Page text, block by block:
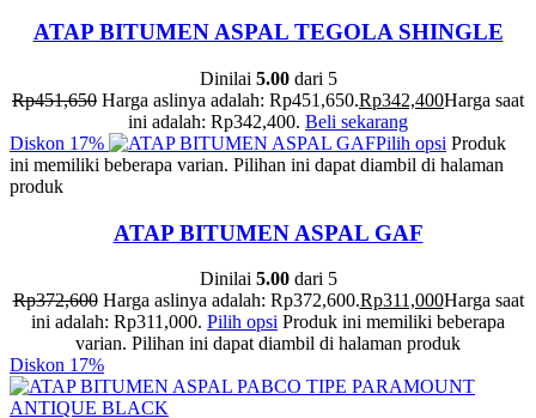
ATAP BITUMEN ASPAL TEGOLA SHINGLE
Dinilai 5.00dari 5
Rp451,650 Harga aslinya adalah: Rp451,650.Rp342,400Harga saat
ini adalah: Rp342,400. Beli sekarang
Diskon 17% Pilih opsi Produk
ini memiliki beberapa varian. Pilihan ini dapat diambil di halaman
produk
ATAP BITUMEN ASPAL GAF
Dinilai 5.00dari 5
Rp372,600 Harga aslinya adalah: Rp372,600.Rp311,000Harga saat
ini adalah: Rp311,000. Pilih opsi Produk ini memiliki beberapa
varian. Pilihan ini dapat diambil di halaman produk
Diskon 17%